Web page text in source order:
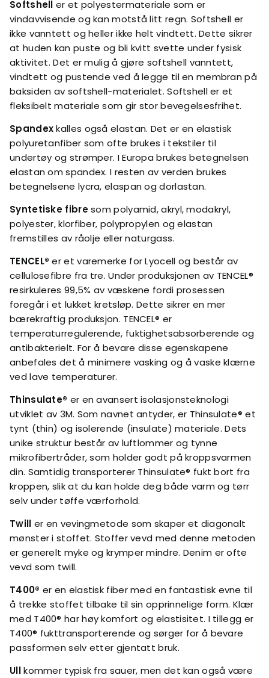
Softshell er et polyestermateriale som er
vindavvisende og kan motstå litt regn. Softshell er
ikke vanntett og heller ikke helt vindtett. Dette sikrer
at huden kan puste og bli kvitt svette under fysisk
aktivitet. Det er mulig å gjøre softshell vanntett,
vindtett og pustende ved å legge til en membran på
baksiden av softshell-materialet. Softshell er et
fleksibelt materiale som gir stor bevegelsesfrihet.
Spandexkalles også elastan. Det er en elastisk
polyuretanfiber som ofte brukes i tekstiler til
undertøy og strømper. I Europa brukes betegnelsen
elastan om spandex. I resten av verden brukes
betegnelsene lycra, elaspan og dorlastan.
Syntetiske fibresom polyamid, akryl, modakryl,
polyester, klorfiber, polypropylen og elastan
fremstilles av råolje eller naturgass.
TENCEL® er et varemerke for Lyocell og består av
cellulosefibre fra tre. Under produksjonen av TENCEL®
resirkuleres 99,5% av væskene fordi prosessen
foregår i et lukket kretsløp. Dette sikrer en mer
bærekraftig produksjon. TENCEL® er
temperaturregulerende, fuktighetsabsorberende og
antibakterielt. For å bevare disse egenskapene
anbefales det å minimere vasking og å vaske klærne
ved lave temperaturer.
Thinsulate® er en avansert isolasjonsteknologi
utviklet av 3M. Som navnet antyder, er Thinsulate® et
tynt (thin) og isolerende (insulate) materiale. Dets
unike struktur består av luftlommer og tynne
mikrofibertråder, som holder godt på kroppsvarmen
din. Samtidig transporterer Thinsulate® fukt bort fra
kroppen, slik at du kan holde deg både varm og tørr
selv under tøffe værforhold.
Twill er en vevingmetode som skaper et diagonalt
mønster i stoffet. Stoffer vevd med denne metoden
er generelt myke og krymper mindre. Denim er ofte
vevd som twill.
T400® er en elastisk fiber med en fantastisk evne til
å trekke stoffet tilbake til sin opprinnelige form. Klær
med T400® har høy komfort og elastisitet. I tillegg er
T400® fukttransporterende og sørger for å bevare
passformen selv etter gjentatt bruk.
Ullkommer typisk fra sauer, men det kan også være